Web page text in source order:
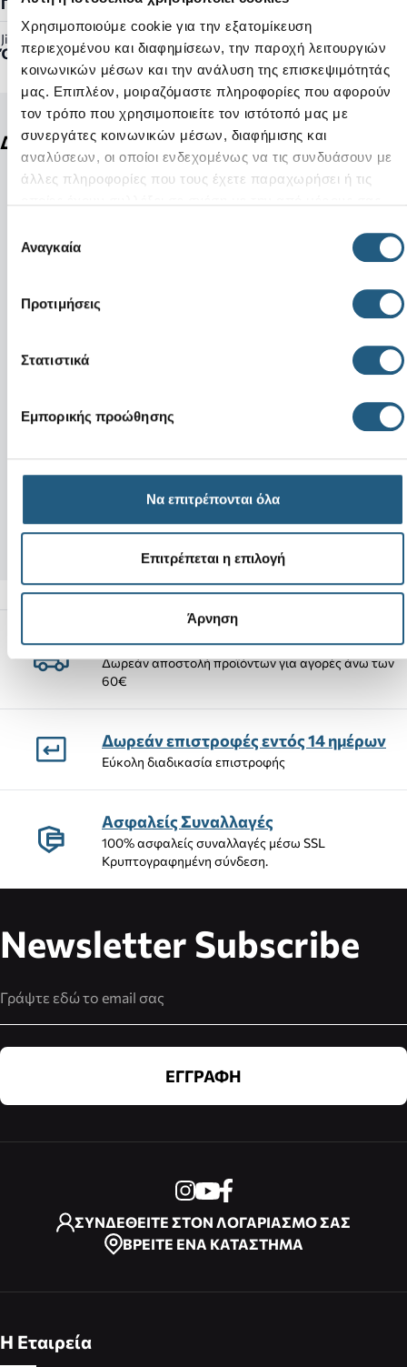
Χρησιμοποιούμε cookie για την εξατομίκευση
περιεχομένου και διαφημίσεων, την παροχή λειτουργιών
κοινωνικών μέσων και την ανάλυση της επισκεψιμότητάς
μας. Επιπλέον, μοιραζόμαστε πληροφορίες που αφορούν
τον τρόπο που χρησιμοποιείτε τον ιστότοπό μας με
συνεργάτες κοινωνικών μέσων, διαφήμισης και
αναλύσεων, οι οποίοι ενδεχομένως να τις συνδυάσουν με
άλλες πληροφορίες που τους έχετε παραχωρήσει ή τις
συγκατάθεσης
Αναγκαία
Προτιμήσεις
Στατιστικά
Εμπορικής προώθησης
Να επιτρέπονται όλα
Επιτρέπεται η επιλογή
Άρνηση
Jibbitz™ Ready:
Όχι
Δείτε ακόμη
Νέο InMotion Flip-
Αποστολές Προϊόντων
Δωρεάν αποστολή προϊόντων για αγορές άνω των
60€
Δωρεάν επιστροφές εντός 14 ημέρων
Εύκολη διαδικασία επιστροφής
Ασφαλείς Συναλλαγές
100% ασφαλείς συναλλαγές μέσω SSL
Κρυπτογραφημένη σύνδεση.
Newsletter Subscribe
ΕΓΓΡΑΦΗ
ΣΥΝΔΕΘΕΙΤΕ ΣΤΟΝ ΛΟΓΑΡΙΑΣΜΟ ΣΑΣ
ΒΡΕΙΤΕ ΕΝΑ ΚΑΤΑΣΤΗΜΑ
Η Εταιρεία